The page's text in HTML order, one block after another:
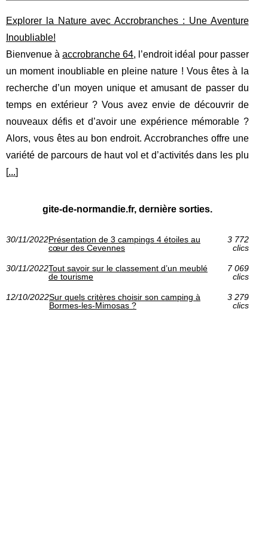
Explorer la Nature avec Accrobranches : Une Aventure
Inoubliable!
Bienvenue àaccrobranche 64, l’endroit idéal pour passer
un moment inoubliable en pleine nature ! Vous êtes à la
recherche d’un moyen unique et amusant de passer du
temps en extérieur ? Vous avez envie de découvrir de
nouveaux défis et d’avoir une expérience mémorable ?
Alors, vous êtes au bon endroit. Accrobranches offre une
variété de parcours de haut vol et d’activités dans les plu
[...]
gite-de-normandie.fr, dernière sorties.
30/11/2022Présentation de 3 campings 4 étoiles au
cœur des Cevennes
3 772
clics
30/11/2022Tout savoir sur le classement d’un meublé
de tourisme
7 069
clics
12/10/2022Sur quels critères choisir son camping à
Bormes-les-Mimosas ?
3 279
clics